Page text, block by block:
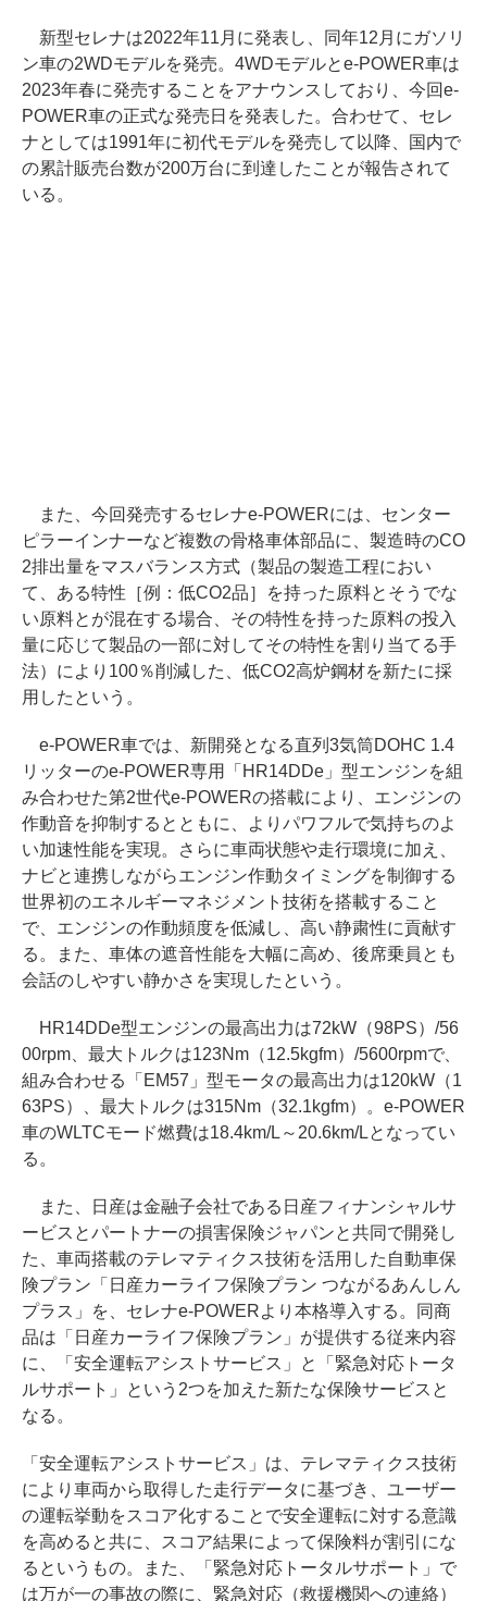
新型セレナは2022年11月に発表し、同年12月にガソリ
ン車の2WDモデルを発売。4WDモデルとe-POWER車は
2023年春に発売することをアナウンスしており、今回e-
POWER車の正式な発売日を発表した。合わせて、セレ
ナとしては1991年に初代モデルを発売して以降、国内で
の累計販売台数が200万台に到達したことが報告されて
いる。
また、今回発売するセレナe-POWERには、センター
ピラーインナーなど複数の骨格車体部品に、製造時のCO
2排出量をマスバランス方式（製品の製造工程におい
て、ある特性［例：低CO2品］を持った原料とそうでな
い原料とが混在する場合、その特性を持った原料の投入
量に応じて製品の一部に対してその特性を割り当てる手
法）により100％削減した、低CO2高炉鋼材を新たに採
用したという。
e-POWER車では、新開発となる直列3気筒DOHC 1.4
リッターのe-POWER専用「HR14DDe」型エンジンを組
み合わせた第2世代e-POWERの搭載により、エンジンの
作動音を抑制するとともに、よりパワフルで気持ちのよ
い加速性能を実現。さらに車両状態や走行環境に加え、
ナビと連携しながらエンジン作動タイミングを制御する
世界初のエネルギーマネジメント技術を搭載すること
で、エンジンの作動頻度を低減し、高い静粛性に貢献す
る。また、車体の遮音性能を大幅に高め、後席乗員とも
会話のしやすい静かさを実現したという。
HR14DDe型エンジンの最高出力は72kW（98PS）/56
00rpm、最大トルクは123Nm（12.5kgfm）/5600rpmで、
組み合わせる「EM57」型モータの最高出力は120kW（1
63PS）、最大トルクは315Nm（32.1kgfm）。e-POWER
車のWLTCモード燃費は18.4km/L～20.6km/Lとなってい
る。
また、日産は金融子会社である日産フィナンシャルサ
ービスとパートナーの損害保険ジャパンと共同で開発し
た、車両搭載のテレマティクス技術を活用した自動車保
険プラン「日産カーライフ保険プラン つながるあんしん
プラス」を、セレナe-POWERより本格導入する。同商
品は「日産カーライフ保険プラン」が提供する従来内容
に、「安全運転アシストサービス」と「緊急対応トータ
ルサポート」という2つを加えた新たな保険サービスと
なる。
「安全運転アシストサービス」は、テレマティクス技術
により車両から取得した走行データに基づき、ユーザー
の運転挙動をスコア化することで安全運転に対する意識
を高めると共に、スコア結果によって保険料が割引にな
るというもの。また、「緊急対応トータルサポート」で
は万が一の事故の際に、緊急対応（救援機関への連絡）